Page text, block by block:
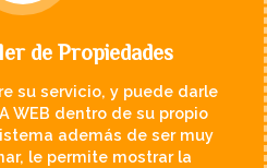
de Propiedades
su servicio, y puede darle
WEB dentro de su propio
además de ser muy
le permite mostrar la